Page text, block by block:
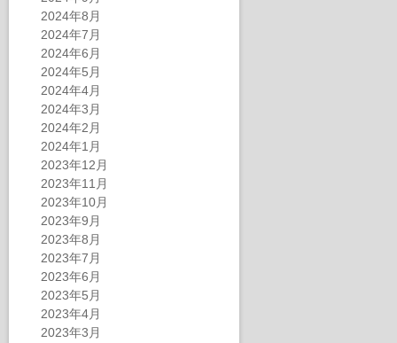
2024年8月
2024年7月
2024年6月
2024年5月
2024年4月
2024年3月
2024年2月
2024年1月
2023年12月
2023年11月
2023年10月
2023年9月
2023年8月
2023年7月
2023年6月
2023年5月
2023年4月
2023年3月